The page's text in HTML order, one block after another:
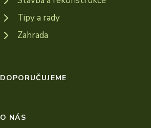
Tipy a rady
Zahrada
DOPORUČUJEME
O NÁS